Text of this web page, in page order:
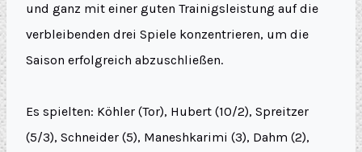
und ganz mit einer guten Trainigsleistung auf die
verbleibenden drei Spiele konzentrieren, um die
Saison erfolgreich abzuschließen.
Es spielten: Köhler (Tor), Hubert (10/2), Spreitzer
(5/3), Schneider (5), Maneshkarimi (3), Dahm (2),